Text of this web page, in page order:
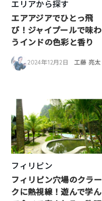
エリアから探す
エアアジアでひとっ飛
び！ジャイプールで味わ
うインドの色彩と香り
2024年12月2日 工藤 亮太
フィリピン
フィリピン穴場のクラー
クに熱視線！遊んで学ん